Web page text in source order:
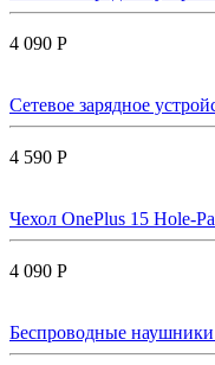
4 090 Р
Сетевое зарядное
4 590 Р
Чехол OnePlus 15 Hole-
4 090 Р
Беспроводные